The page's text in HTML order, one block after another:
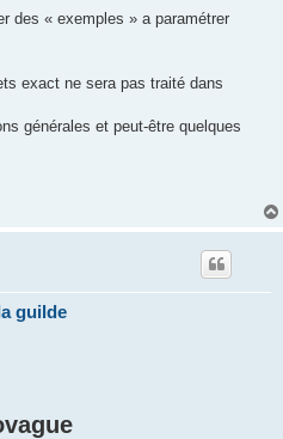
des « exemples » a paramétrer
exact ne sera pas traité dans
générales et peut-être quelques
guilde